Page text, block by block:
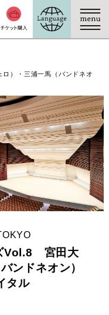
）・三浦一馬（バンドネオ
Vol.8 宮田大
ンドネオン）
タル